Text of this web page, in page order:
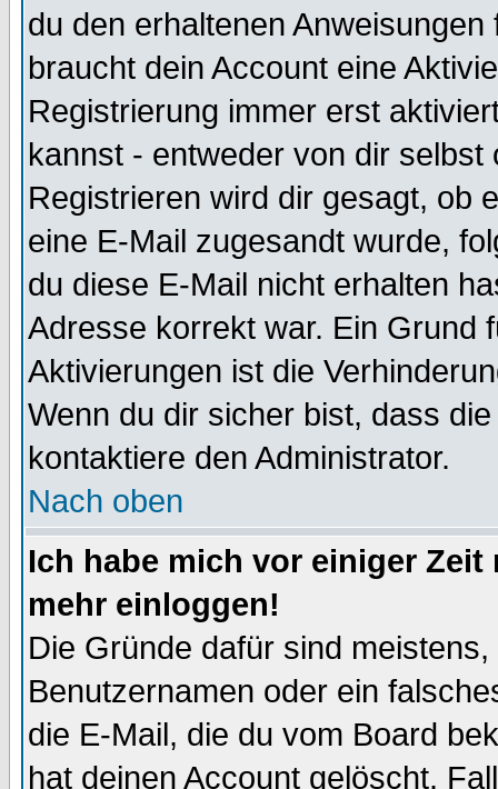
du den erhaltenen
braucht dein Account eine
Registrierung immer erst
kannst - entweder von dir selbst
Registrieren wird dir gesagt, ob
eine E-Mail zugesandt wurde,
du diese E-Mail nicht erhalten
Adresse korrekt war. Ein Grund
Aktivierungen ist die
Wenn du dir sicher bist, dass
kontaktiere den Administrator.
Nach oben
Ich habe mich vor einiger
mehr einloggen!
Die Gründe dafür sind
Benutzernamen oder ein
die E-Mail, die du vom Board
hat deinen Account gelöscht.